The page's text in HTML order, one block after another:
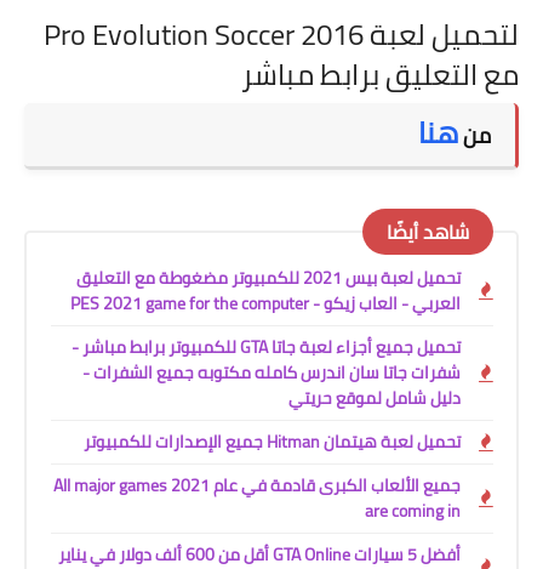
لتحميل لعبة Pro Evolution Soccer 2016
مع التعليق برابط مباشر
منهنا
شاهد أيضًا
تحميل لعبة بيس 2021 للكمبيوتر مضغوطة مع التعليق
العربي - العاب زيكو - PES 2021 game for the computer
تحميل جميع أجزاء لعبة جاتا GTA للكمبيوتر برابط مباشر -
شفرات جاتا سان اندرس كامله مكتوبه جميع الشفرات -
دليل شامل لموقع حريتي
تحميل لعبة هيتمان Hitman جميع الإصدارات للكمبيوتر
جميع الألعاب الكبرى قادمة في عام 2021 All major games
are coming in
أفضل 5 سيارات GTA Online أقل من 600 ألف دولار في يناير